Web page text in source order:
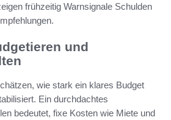
frühzeitig Warnsignale Schulden
und
wie stark ein klares Budget
Ein durchdachtes
bedeutet, fixe Kosten wie Miete und